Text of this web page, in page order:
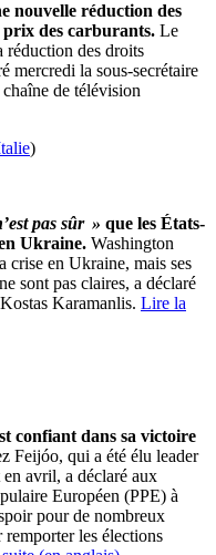
nouvelle réduction des
prix des carburants. Le
réduction des droits
mercredi la sous-secrétaire
de télévision
)
pas sûr » que les États-
Ukraine. Washington
crise en Ukraine, mais ses
sont pas claires, a déclaré
Karamanlis. Lire la
confiant dans sa victoire
Feijóo, qui a été élu leader
avril, a déclaré aux
Européen (PPE) à
pour de nombreux
les élections